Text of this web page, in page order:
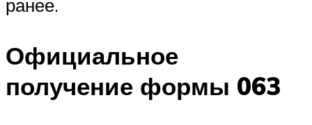
ранее.
Официальное
получение формы 063